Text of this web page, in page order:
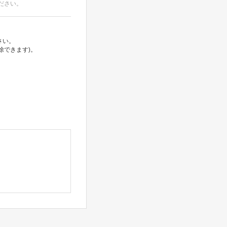
い。
。
きます)。